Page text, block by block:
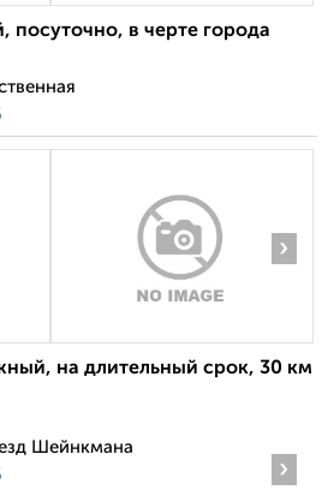
в черте города
›
на длительный срок, 30 км
Шейнкмана
›